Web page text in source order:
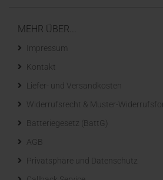
MEHR ÜBER...
Impressum
Kontakt
Liefer- und Versandkosten
Widerrufsrecht & Muster-
Batteriegesetz (BattG)
AGB
Privatsphäre und Datenschutz